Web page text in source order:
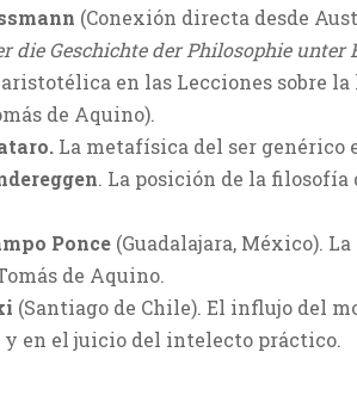
(Conexión directa desde
die Geschichte der Philosophie unter
en las Lecciones sobre
de Aquino).
La metafísica del ser genérico
. La posición de la filosofía
Ponce (Guadalajara, México).
de Aquino.
(Santiago de Chile). El influjo del
en el juicio del intelecto práctico.